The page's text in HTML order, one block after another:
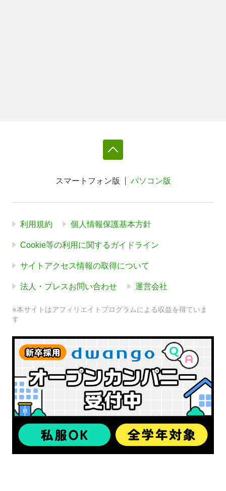
スマートフォン版 パソコン版
利用規約 個人情報保護基本方針
Cookie等の利用に関するガイドライン
サイトアクセス情報の取得について
法人・プレスお問い合わせ 運営会社
※本サイトはアフィリエイトプログラムによる収益を得ていま
す